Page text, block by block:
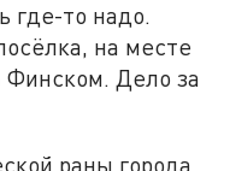
где-то надо.
на месте
Финском. Дело за
раны города